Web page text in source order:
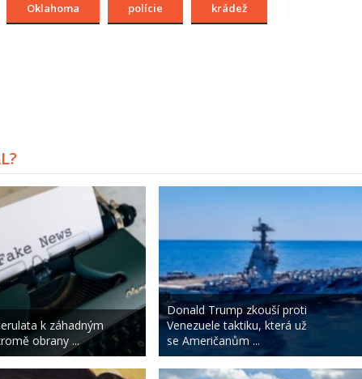
Oklahoma polície krádež
k záhadným
obrany ...
Donald Trump zkouší proti
Venezuele taktiku, která už
se Američanům ...